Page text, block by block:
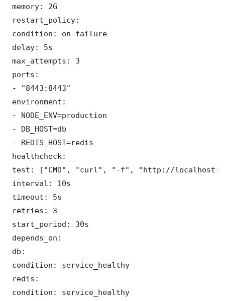
memory: 2G
restart_policy:
condition: on-failure
delay: 5s
max_attempts: 3
ports:
- "8443:8443"
environment:
- NODE_ENV=production
- DB_HOST=db
- REDIS_HOST=redis
healthcheck:
test: ["CMD", "curl", "-f", "http://
interval: 10s
timeout: 5s
retries: 3
start_period: 30s
depends_on:
db:
condition: service_healthy
redis:
condition: service_healthy